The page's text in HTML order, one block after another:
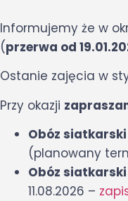
Informujemy że w
(przerwa od
Ostanie zajęcia w
Przy okazji
Obóz
(planowany
Obóz
11.08.2026 –